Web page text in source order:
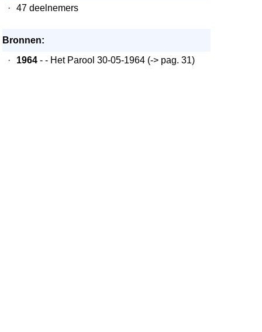
·
47 deelnemers
Bronnen:
·
1964 - - Het Parool 30-05-1964 (-> pag. 31)